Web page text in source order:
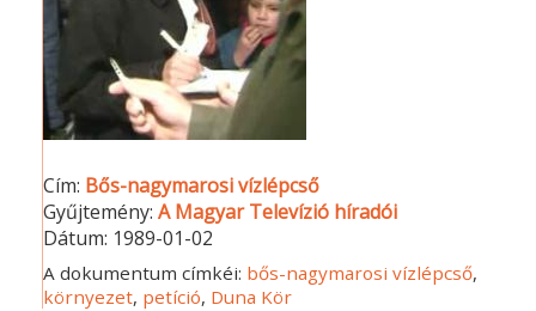
Cím: Bős-nagymarosi vízlépcső
Gyűjtemény:A Magyar Televízió híradói
Dátum: 1989-01-02
A dokumentum címkéi: bős-nagymarosi vízlépcső,
környezet, petíció, Duna Kör